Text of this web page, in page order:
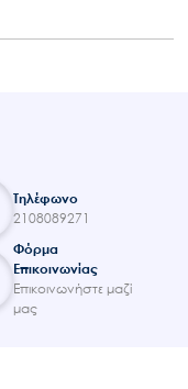
Τηλέφωνο
2108089271
Φόρμα
Επικοινωνίας
Επικοινωνήστε μαζί
μας